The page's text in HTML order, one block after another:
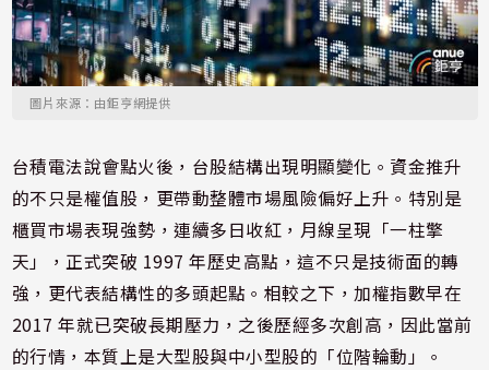
圖片來源：由鉅亨網提供
台積電法說會點火後，台股結構出現明顯變化。資金推升
的不只是權值股，更帶動整體市場風險偏好上升。特別是
櫃買市場表現強勢，連續多日收紅，月線呈現「一柱擎
天」，正式突破 1997 年歷史高點，這不只是技術面的轉
強，更代表結構性的多頭起點。相較之下，加權指數早在
2017 年就已突破長期壓力，之後歷經多次創高，因此當前
的行情，本質上是大型股與中小型股的「位階輪動」。